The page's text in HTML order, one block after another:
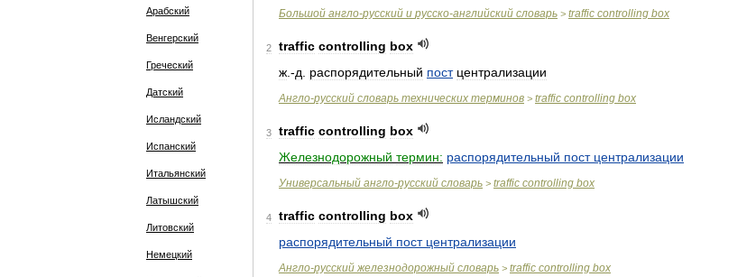
Арабский
Венгерский
Греческий
Датский
Исландский
Испанский
Итальянский
Латышский
Литовский
Немецкий
Большой англо-русский и русско-английский словарь > traffic controlling box
2 traffic controlling box
ж .-д распорядительный пост централизации
Англо-русский словарь технических терминов > traffic controlling box
3 traffic controlling box
Железнодорожный термин: распорядительный пост централизации
Универсальный англо-русский словарь > traffic controlling box
4 traffic controlling box
распорядительный пост централизации
Англо-русский железнодорожный словарь > traffic controlling box